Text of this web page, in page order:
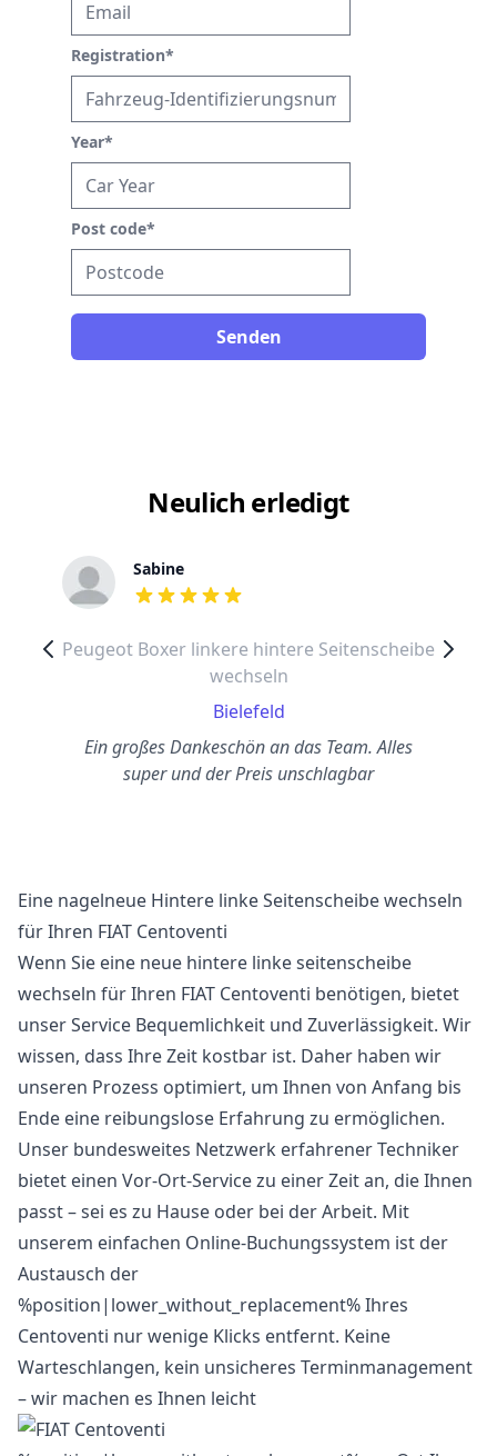
Registration*
Year*
Post code*
Senden
Neulich erledigt
Sabine
out of 5 stars
Peugeot Boxer linkere hintere Seitenscheibe
wechseln
Bielefeld
Ein großes Dankeschön an das Team. Alles
super und der Preis unschlagbar
Eine nagelneue Hintere linke Seitenscheibe wechseln
für Ihren FIAT Centoventi
Wenn Sie eine neue hintere linke seitenscheibe
wechseln für Ihren FIAT Centoventi benötigen, bietet
unser Service Bequemlichkeit und Zuverlässigkeit. Wir
wissen, dass Ihre Zeit kostbar ist. Daher haben wir
unseren Prozess optimiert, um Ihnen von Anfang bis
Ende eine reibungslose Erfahrung zu ermöglichen.
Unser bundesweites Netzwerk erfahrener Techniker
bietet einen Vor-Ort-Service zu einer Zeit an, die Ihnen
passt – sei es zu Hause oder bei der Arbeit. Mit
unserem einfachen Online-Buchungssystem ist der
Austausch der
%position|lower_without_replacement% Ihres
Centoventi nur wenige Klicks entfernt. Keine
Warteschlangen, kein unsicheres Terminmanagement
– wir machen es Ihnen leicht